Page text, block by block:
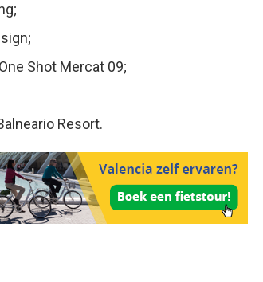
Shot Mercat 09;
Resort.